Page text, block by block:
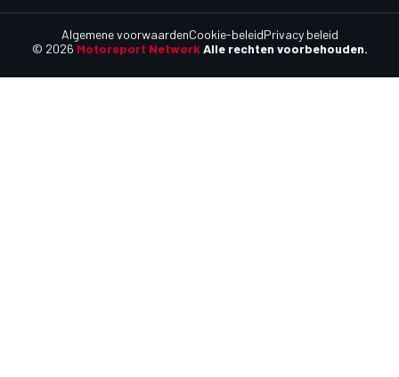
© 2026 Motorsport Network Alle rechten voorbehouden.
Algemene voorwaardenCookie-beleidPrivacy beleid